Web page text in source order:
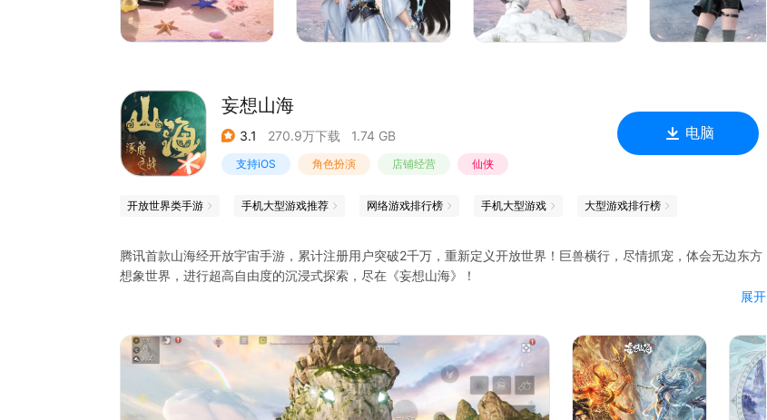
妄想山海
3.1 270.9万下载 1.74 GB
支持iOS 角色扮演 店铺经营 仙侠
电脑
开放世界类手游 手机大型游戏推荐 网络游戏排行榜 手机大型游戏 大型游戏排行榜
腾讯首款山海经开放宇宙手游，累计注册用户突破2千万，重新定义开放世界！巨兽横行，尽情抓宠，体会无边东方
想象世界，进行超高自由度的沉浸式探索，尽在《妄想山海》！
【魔神帝江】年度进化兽「帝江」，暗黑双形态登场！
【魔化凶兽】破序之触等7种新巨兽，与40只魔化异兽降临！
【大荒新域】魔化「北海」与修仙「昆仑」两大地图板块解锁！
【战宠夺舍】全新入魔玩法，宠物化身三头魔身，颠覆战斗体验！
【五载送福】八万年尸鲲、无限血蛋等福利登录领！好礼拿到手软！
展开